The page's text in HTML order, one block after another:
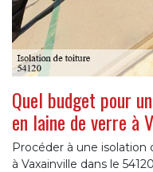
Quel budget pour
en laine de verre à
Procéder à une
à Vaxainville dans le